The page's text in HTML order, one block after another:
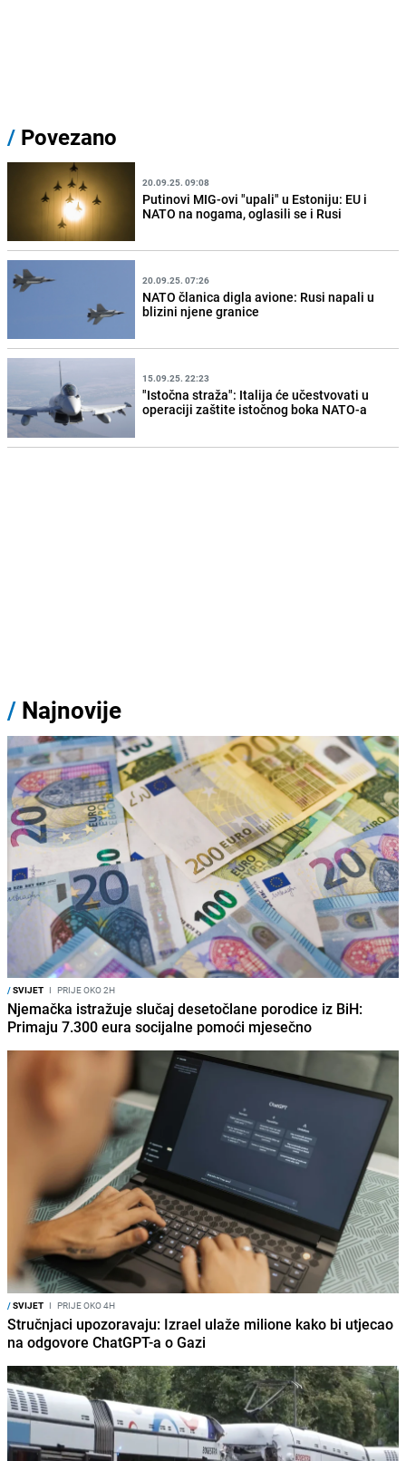
/ Povezano
20.09.25. 09:08
Putinovi MIG-ovi "upali" u Estoniju: EU i
NATO na nogama, oglasili se i Rusi
20.09.25. 07:26
NATO članica digla avione: Rusi napali u
blizini njene granice
15.09.25. 22:23
"Istočna straža": Italija će učestvovati u
operaciji zaštite istočnog boka NATO-a
/ Najnovije
/SVIJET I PRIJE OKO 2H
Njemačka istražuje slučaj desetočlane porodice iz BiH:
Primaju 7.300 eura socijalne pomoći mjesečno
/SVIJET I PRIJE OKO 4H
Stručnjaci upozoravaju: Izrael ulaže milione kako bi utjecao
na odgovore ChatGPT-a o Gazi